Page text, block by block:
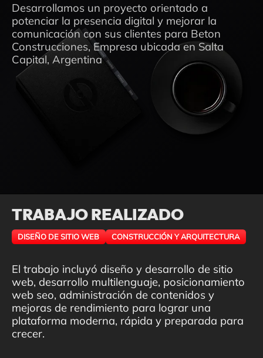
Desarrollamos un proyecto orientado a
potenciar la presencia digital y mejorar la
comunicación con sus clientes para Beton
Construcciones, Empresa ubicada en Salta
Capital, Argentina
TRABAJO REALIZADO
DISEÑO DE SITIO WEB CONSTRUCCIÓN Y ARQUITECTURA
El trabajo incluyó diseño y desarrollo de sitio
web, desarrollo multilenguaje, posicionamiento
web seo, administración de contenidos y
mejoras de rendimiento para lograr una
plataforma moderna, rápida y preparada para
crecer.